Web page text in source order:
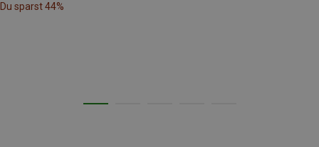
Du sparst 44%